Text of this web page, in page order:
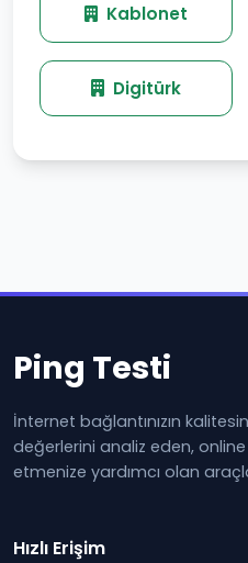
Kablonet
Digitürk
Ping Testi
İnternet bağlantınızın
değerlerini analiz eden,
etmenize yardımcı olan
Hızlı Erişim